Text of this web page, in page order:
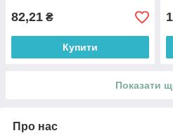
82,21 ₴
Купити
Показати
Про нас